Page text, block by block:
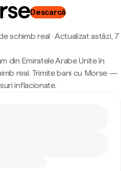
Descarcă
schimb real ·Actualizat astăzi, 7
din Emiratele Arabe Unite în
real. Trimite bani cu Morse —
inflacionate.